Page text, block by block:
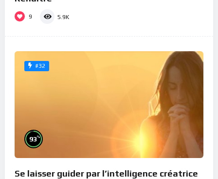
9 5.9K
#32
93%
Se laisser guider par l’intelligence créatrice